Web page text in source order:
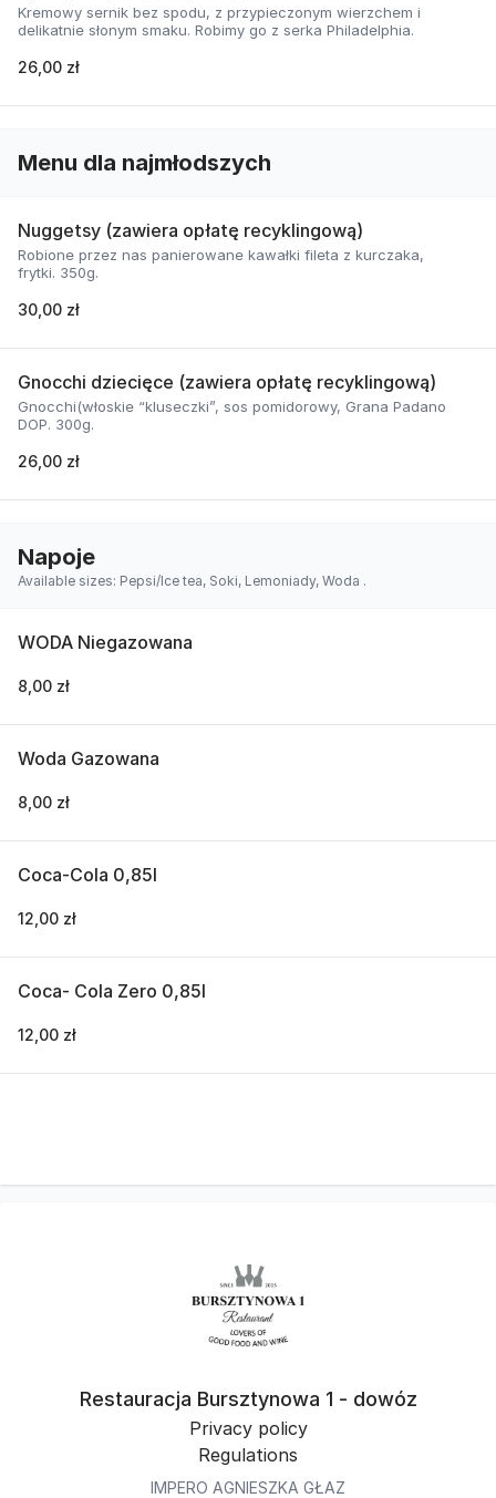
Kremowy sernik bez spodu, z przypieczonym wierzchem i
delikatnie słonym smaku. Robimy go z serka Philadelphia.
26,00 zł
Menu dla najmłodszych
Nuggetsy (zawiera opłatę recyklingową)
Robione przez nas panierowane kawałki fileta z kurczaka,
frytki. 350g.
30,00 zł
Gnocchi dziecięce (zawiera opłatę recyklingową)
Gnocchi(włoskie “kluseczki”, sos pomidorowy, Grana Padano
DOP. 300g.
26,00 zł
Napoje
Available sizes: Pepsi/Ice tea, Soki, Lemoniady, Woda .
WODA Niegazowana
8,00 zł
Woda Gazowana
8,00 zł
Coca-Cola 0,85l
12,00 zł
Coca- Cola Zero 0,85l
12,00 zł
Restauracja Bursztynowa 1 - dowóz
Privacy policy
Regulations
IMPERO AGNIESZKA GŁAZ